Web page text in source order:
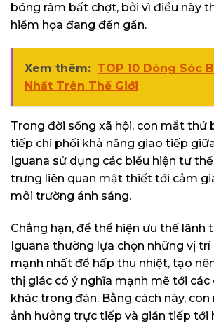
bóng râm bất chợt, bởi vì điều này
hiểm họa đang đến gần.
Xem thêm: TOP 10 Dòng Sóc
Nhất Trên Thế Giới
Trong đời sống xã hội, con mắt thứ
tiếp chi phối khả năng giao tiếp
Iguana sử dụng các biểu hiện tư
trưng liên quan mật thiết tới cảm
môi trường ánh sáng.
Chẳng hạn, để thể hiện ưu thế lãnh
Iguana thường lựa chọn những vị trí
mạnh nhất để hấp thu nhiệt, tạo
thị giác có ý nghĩa mạnh mẽ tới các
khác trong đàn. Bằng cách này,
ảnh hưởng trực tiếp và gián tiếp tới